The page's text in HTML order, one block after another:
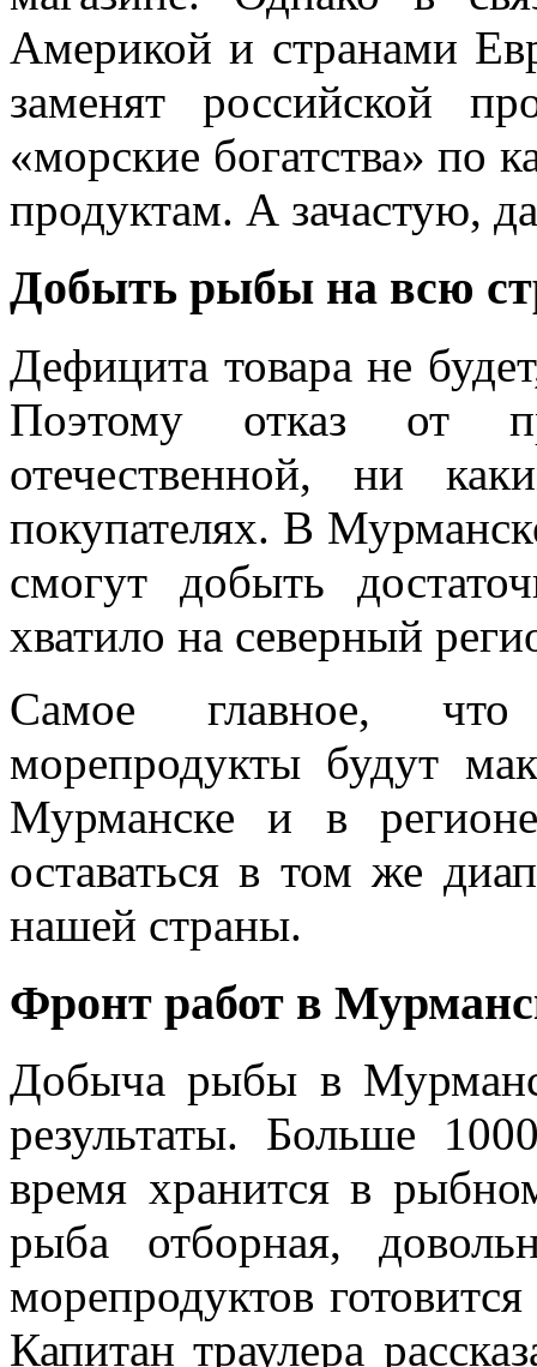
Америкой и странами
заменят российской
«морские богатства» по
продуктам. А зачастую,
Добыть рыбы на всю
Дефицита товара не
Поэтому отказ от
отечественной, ни
покупателях. В
смогут добыть
хватило на северный
Самое главное,
морепродукты будут
Мурманске и в
оставаться в том же
нашей страны.
Фронт работ в
Добыча рыбы в
результаты. Больше
время хранится в
рыба отборная,
морепродуктов
Капитан траулера